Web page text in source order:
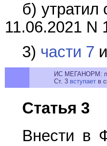
б)
11.06.2021 N
3) части 7 и
ИС МЕГАНОРМ:
Ст. 3 вступает в
Статья 3
Внести в